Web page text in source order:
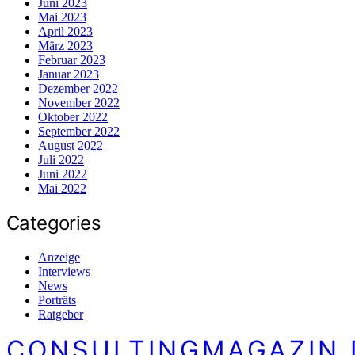
Mai 2023
April 2023
März 2023
Februar 2023
Januar 2023
Dezember 2022
November 2022
Oktober 2022
September 2022
August 2022
Juli 2022
Juni 2022
Mai 2022
Categories
Anzeige
Interviews
News
Porträts
Ratgeber